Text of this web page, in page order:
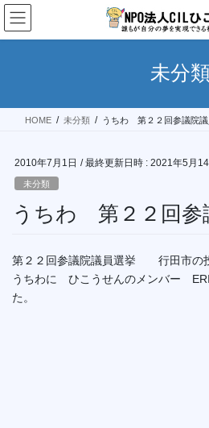
コ
ン
テ
ス
ナ
ビ
ゲ
ン
未分類
HOME 未分類 うちわ 第２２回参議院議
2010年7月1日 / 最終更新日時 : 2021年5月
未分類
うちわ 第２２回参
第２２回参議院議員選挙 行田市の
うちわに ひこうせんのメンバー
た。